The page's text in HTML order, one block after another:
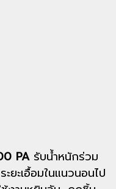
PAรับน้ำหนักร่วม
ยะเอื้อมในแนวนอนไป